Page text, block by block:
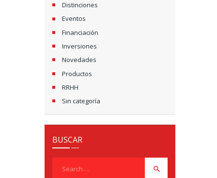
Distinciones
Eventos
Financiación
Inversiones
Novedades
Productos
RRHH
Sin categoría
BUSCAR